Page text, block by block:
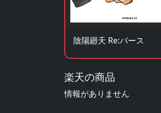
陰陽廻天 Re:バース
楽天の商品
情報がありません